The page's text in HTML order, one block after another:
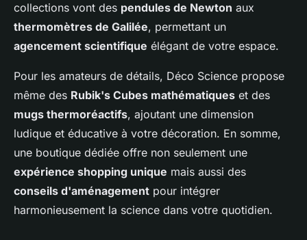
collections vont des pendules de Newton aux
thermomètres de Galilée, permettant un
agencement scientifique élégant de votre espace.
Pour les amateurs de détails, Déco Science propose
même des Rubik's Cubes mathématiques et des
mugs thermoréactifs, ajoutant une dimension
ludique et éducative à votre décoration. En somme,
une boutique dédiée offre non seulement une
expérience shopping unique mais aussi des
conseils d'aménagement pour intégrer
harmonieusement la science dans votre quotidien.